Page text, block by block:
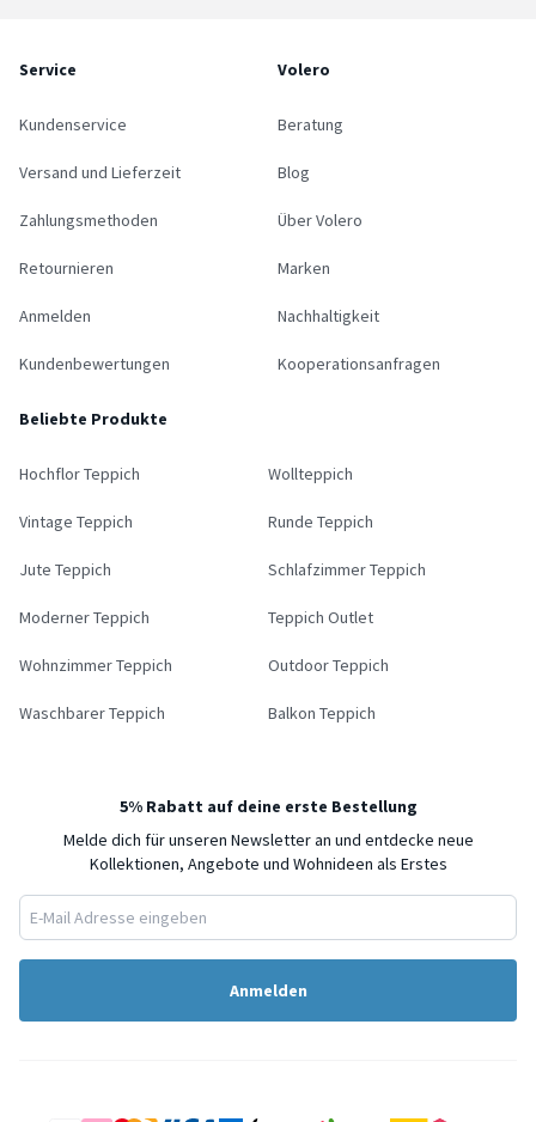
Service
Kundenservice
Versand und Lieferzeit
Zahlungsmethoden
Retournieren
Anmelden
Kundenbewertungen
Volero
Beratung
Blog
Über Volero
Marken
Nachhaltigkeit
Kooperationsanfragen
Beliebte Produkte
Hochflor Teppich Wollteppich
Vintage Teppich Runde Teppich
Jute Teppich Schlafzimmer Teppich
Moderner Teppich Teppich Outlet
Wohnzimmer Teppich Outdoor Teppich
Waschbarer Teppich Balkon Teppich
5% Rabatt auf deine erste Bestellung
Melde dich für unseren Newsletter an und entdecke neue
Kollektionen, Angebote und Wohnideen als Erstes
Anmelden